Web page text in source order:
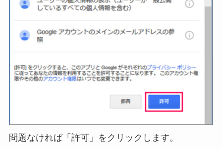
問題なければ「許可」をクリックします。